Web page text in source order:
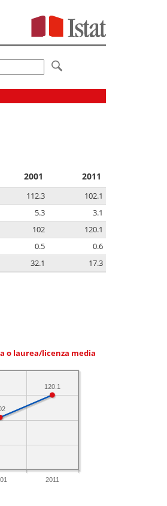
2001 2011
112.3
102.1
5.3
3.1
102
120.1
0.5
0.6
32.1 17.3
o laurea/licenza media
2011
120.1